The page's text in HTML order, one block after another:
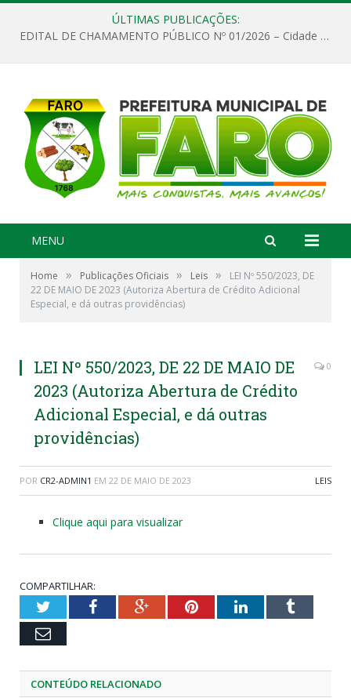
ÚLTIMAS PUBLICAÇÕES:
EDITAL DE CHAMAMENTO PÚBLICO Nº 01/2026 – Cidade de Faro
MENU
Home » Publicações Oficiais » Leis »
LEI Nº 550/2023, DE
22 DE MAIO DE 2023 (Autoriza Abertura de Crédito Adicional
Especial, e dá outras providências)
LEI Nº 550/2023, DE 22 DE MAIO DE
2023 (Autoriza Abertura de Crédito
Adicional Especial, e dá outras
providências)
0
POR CR2-ADMIN1 EM 22 DE MAIO DE 2023 LEIS
Clique aqui para visualizar
COMPARTILHAR:
TwitterFacebookGoogle+PinterestLinkedInTumblr
Email
CONTEÚDO RELACIONADO